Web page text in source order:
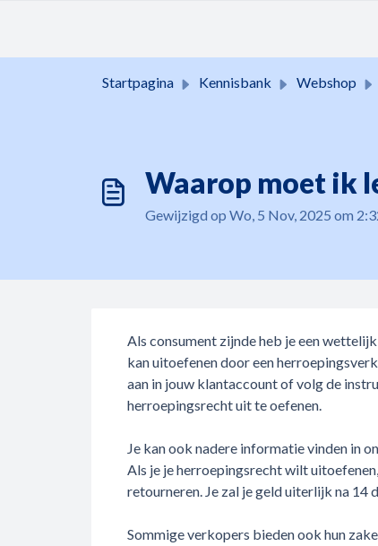
Startpagina Kennisbank Webshop
Waarop moet ik
Gewijzigd op Wo, 5 Nov, 2025 om
Als consument zijnde heb je een
kan uitoefenen door een
aan in jouw klantaccount of volg de
herroepingsrecht uit te oefenen.
Je kan ook nadere informatie vinden in
Als je je herroepingsrecht wilt
retourneren. Je zal je geld uiterlijk na 14
Sommige verkopers bieden ook hun